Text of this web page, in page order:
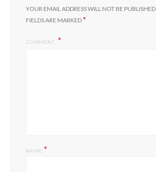
YOUR EMAIL ADDRESS WILL NOT BE PUBLISHED.
FIELDS ARE MARKED*
COMMENT
NAME*